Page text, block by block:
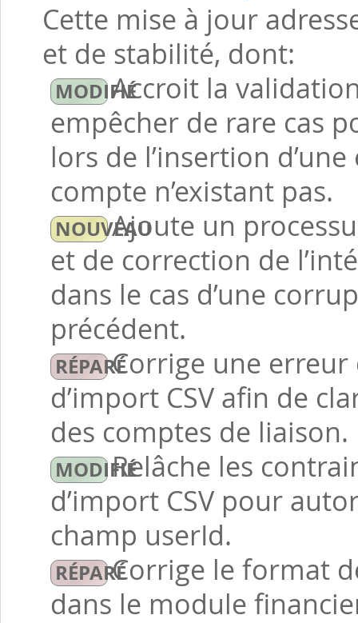
Cette mise à jour
et de stabilité, dont:
Accroit la
empêcher de rare cas
lors de l’insertion
compte n’existant pas.
Ajoute un
et de correction de
dans le cas d’une
précédent.
Corrige une erreur
d’import CSV afin de
des comptes de liaison.
Relâche les
d’import CSV pour
champ userId.
Corrige le format
dans le module